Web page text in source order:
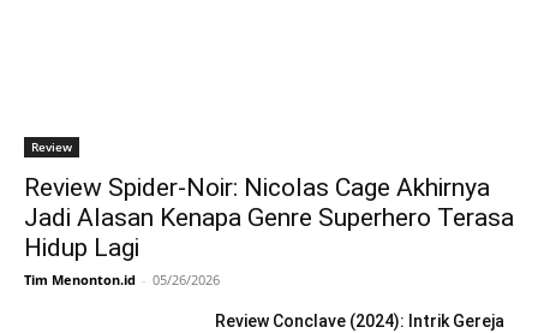
Review
Review Spider-Noir: Nicolas Cage Akhirnya
Jadi Alasan Kenapa Genre Superhero Terasa
Hidup Lagi
Tim Menonton.id - 05/26/2026
Review Conclave (2024): Intrik Gereja